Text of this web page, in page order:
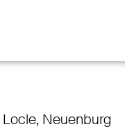
Neuenburg